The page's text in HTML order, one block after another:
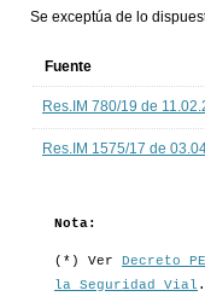
Se exceptúa de lo
Fuente
Res.IM 780/19 de
Res.IM 1575/17 de
Nota:
(*) Ver Decreto
la Seguridad Vial .